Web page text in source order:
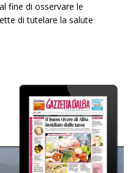
fine di osservare le
di tutelare la salute